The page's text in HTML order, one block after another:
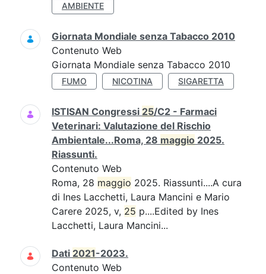
AMBIENTE
Giornata Mondiale senza Tabacco 2010
Contenuto Web
Giornata Mondiale senza Tabacco 2010
FUMO NICOTINA SIGARETTA
ISTISAN Congressi 25/C2 - Farmaci
Veterinari: Valutazione del Rischio
Ambientale...Roma, 28 maggio 2025.
Riassunti.
Contenuto Web
Roma, 28 maggio 2025. Riassunti....A cura
di Ines Lacchetti, Laura Mancini e Mario
Carere 2025, v, 25 p....Edited by Ines
Lacchetti, Laura Mancini...
Dati 2021-2023.
Contenuto Web